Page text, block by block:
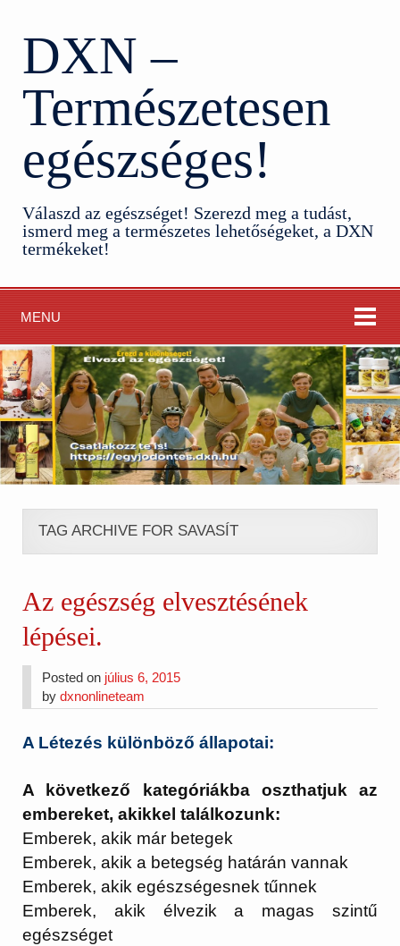
DXN –
Természetesen
egészséges!
Válaszd az egészséget! Szerezd meg a tudást,
ismerd meg a természetes lehetőségeket, a DXN
termékeket!
MENU
TAG ARCHIVE FOR SAVASÍT
Az egészség elvesztésének
lépései.
Posted on július 6, 2015
bydxnonlineteam
A Létezés különböző állapotai:
A következő kategóriákba oszthatjuk az
embereket, akikkel találkozunk:
Emberek, akik már betegek
Emberek, akik a betegség határán vannak
Emberek, akik egészségesnek tűnnek
Emberek, akik élvezik a magas szintű
egészséget